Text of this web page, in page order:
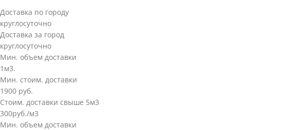
Доставка по городу
круглосуточно
Доставка за город
круглосуточно
Мин. объем доставки
1м3.
Мин. стоим. доставки
1900 руб.
Стоим. доставки свыше 5м3
300руб./м3
Мин. объем доставки